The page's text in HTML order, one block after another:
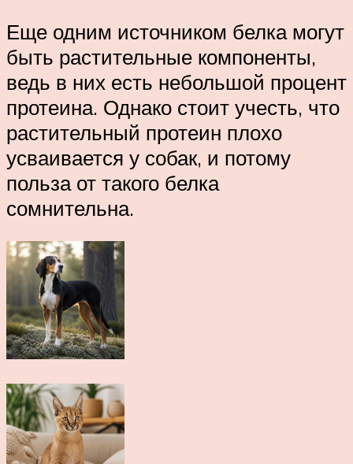
Еще одним источником белка могут
быть растительные компоненты,
ведь в них есть небольшой процент
протеина. Однако стоит учесть, что
растительный протеин плохо
усваивается у собак, и потому
польза от такого белка
сомнительна.